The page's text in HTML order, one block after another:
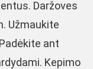
Daržoves
Užmaukite
ant
Kepimo